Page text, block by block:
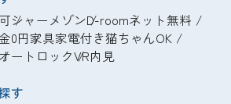
シャーメゾンD-roomネット無料
0円家具家電付き猫ちゃんOK
オートロックVR内見
す